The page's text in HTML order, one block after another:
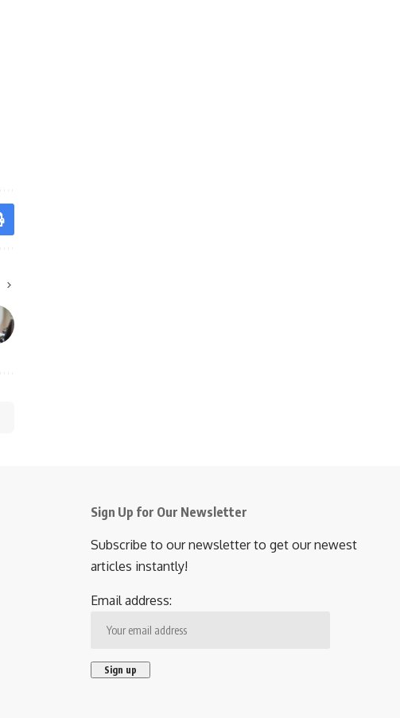
Sign Up for Our Newsletter
Subscribe to our newsletter to get our newest
articles instantly!
Email address: